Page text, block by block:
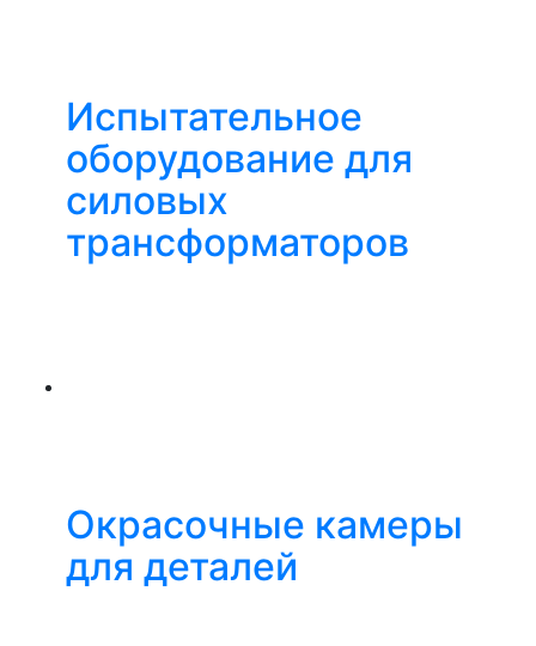
Испытательное
оборудование для
силовых
трансформаторов
Окрасочные камеры
для деталей